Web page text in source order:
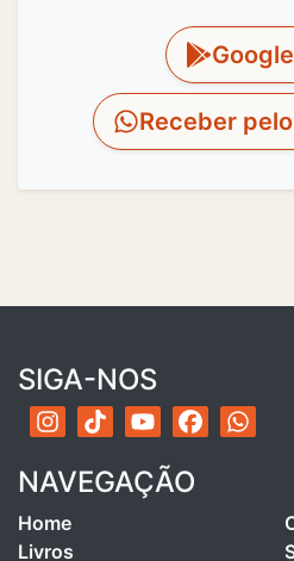
Receber
SIGA-NOS
NAVEGAÇÃO
Home
Livros